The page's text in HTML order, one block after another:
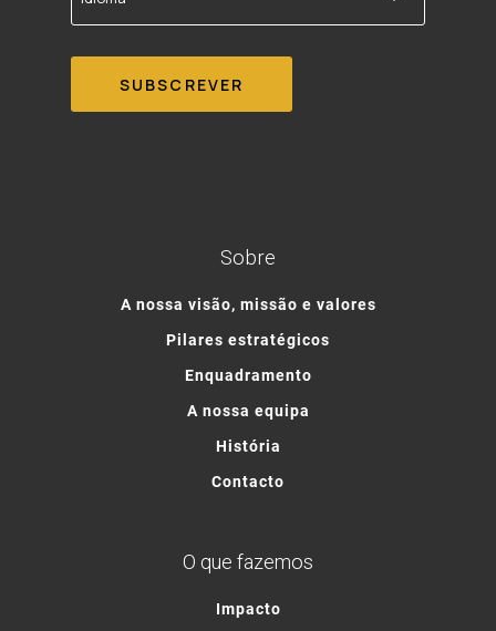
Sobre
A nossa visão, missão e valores
Pilares estratégicos
Enquadramento
A nossa equipa
História
Contacto
O que fazemos
Impacto